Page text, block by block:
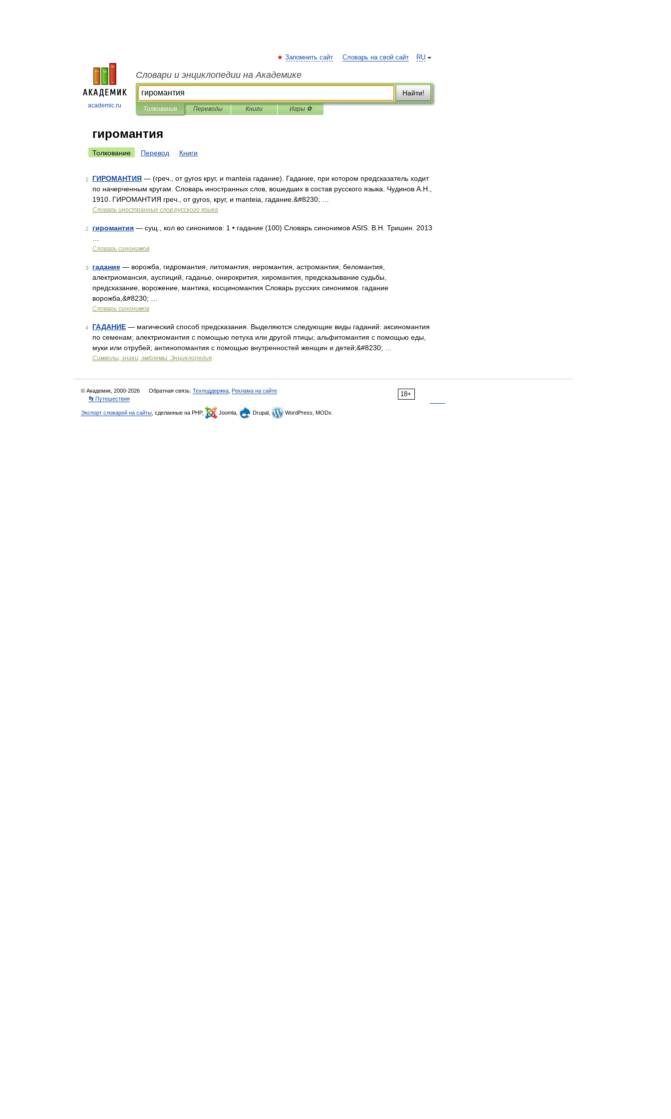
academic.ru
RU
Запомнить сайт Словарь на свой сайт
Словари и энциклопедии на Академике
Найти!
Толкования Переводы Книги Игры ⚽
гиромантия
Толкование Перевод Книги
1 ГИРОМАНТИЯ — (греч., от gyros круг, и manteia гадание). Гадание, при котором предсказатель ходит
по начерченным кругам. Словарь иностранных слов, вошедших в состав русского языка. Чудинов А.Н.,
1910. ГИРОМАНТИЯ греч., от gyros, круг, и manteia, гадание.&#8230; …
Словарь иностранных слов русского языка
2 гиромантия — сущ., кол во синонимов: 1 • гадание (100) Словарь синонимов ASIS. В.Н. Тришин. 2013
Словарь синонимов
3 гадание — ворожба, гидромантия, литомантия, иеромантия, астромантия, беломантия,
алектриомансия, ауспиций, гаданье, онирокрития, хиромантия, предсказывание судьбы,
предсказание, ворожение, мантика, косциномантия Словарь русских синонимов. гадание
ворожба,&#8230; …
Словарь синонимов
4 ГАДАНИЕ — магический способ предсказания. Выделяются следующие виды гаданий: аксиномантия
по семенам; алектриомантия с помощью петуха или другой птицы; альфитомантия с помощью еды,
муки или отрубей; антинопомантия с помощью внутренностей женщин и детей;&#8230; …
Символы, знаки, эмблемы. Энциклопедия
18+
© Академик, 2000-2026 Обратная связь: Техподдержка Реклама на сайте
👣 Путешествия
Экспорт словарей на сайты , сделанные на PHP, Joomla, Drupal, WordPress, MODx.